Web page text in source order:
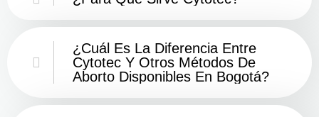
¿Cuál Es La Diferencia Entre
Cytotec Y Otros Métodos De
Aborto Disponibles En Bogotá?